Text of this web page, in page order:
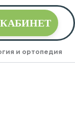
и ортопедия